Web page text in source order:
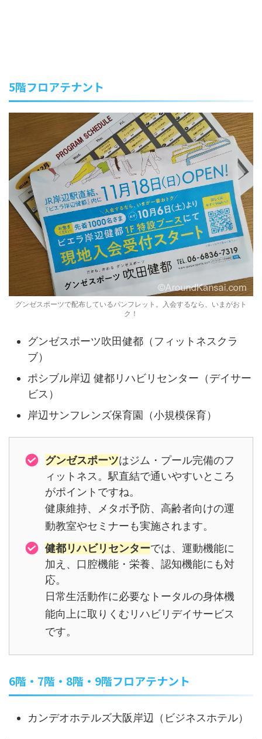
5階フロアテナント
グンゼスポーツで配布しているパンフレット。入会するなら、いまがおト
ク！
グンゼスポーツ吹田健都（フィットネスクラ
ブ）
ポシブル岸辺 健都リハビリセンター（デイサー
ビス）
岸辺サンフレンズ保育園（小規模保育）
グンゼスポーツはジム・プール完備のフ
ィットネス。駅直結で通いやすいところ
がポイントですね。
健康維持、メタボ予防、高齢者向けの運
動教室やセミナーも実施されます。
健都リハビリセンターでは、運動機能に
加え、口腔機能・栄養、認知機能にも対
応。
日常生活動作に必要なトータルの身体機
能向上に取りくむリハビリデイサービス
です。
6階・7階・8階・9階フロアテナント
カンデオホテルズ大阪岸辺（ビジネスホテル）